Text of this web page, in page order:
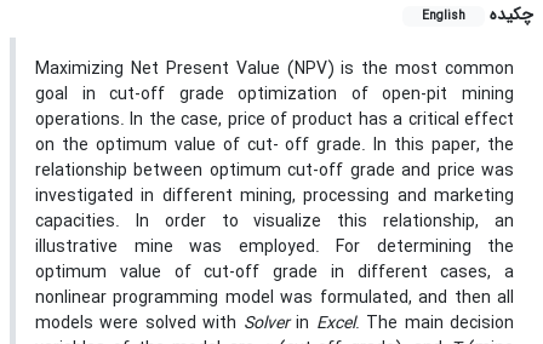
چکیده
English
Maximizing Net Present Value (NPV) is the most common
goal in cut-off grade optimization of open-pit mining
operations. In the case, price of product has a critical effect
on the optimum value of cut- off grade. In this paper, the
relationship between optimum cut-off grade and price was
investigated in different mining, processing and marketing
capacities. In order to visualize this relationship, an
illustrative mine was employed. For determining the
optimum value of cut-off grade in different cases, a
nonlinear programming model was formulated, and then all
models were solved with Solverin Excel. The main decision